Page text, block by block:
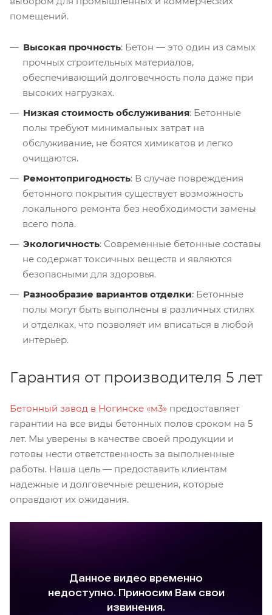
помещений.
Высокая прочность: Бетон — это один из самых
прочных строительных материалов,
обеспечивающий долговечность пола даже при
высоких нагрузках.
Низкая стоимость обслуживания: Бетонные
полы требуют минимальных затрат на
обслуживание, не боятся химикатов и легко
очищаются.
Ремонтопригодность: В случае повреждения
бетонного покрытия существует возможность
локального ремонта без необходимости замены
всего пола.
Экологичность: Современные бетонные составы
не содержат токсичных веществ и являются
безопасными для здоровья.
Разнообразие вариантов отделки: Бетонные
полы могут быть выполнены в различных стилях
и отделках, что позволяет им вписаться в любой
интерьер.
Гарантия от производителя 5 лет
Бетонный завод в Ногинске «м3» предоставляет
гарантии на все виды бетонных полов сроком на 5
лет. Мы уверены в качестве своей продукции и
готовы нести ответственность за выполненные
работы. Наша цель — предоставить клиентам
надежные и долговечные решения, которые
оправдают их ожидания.